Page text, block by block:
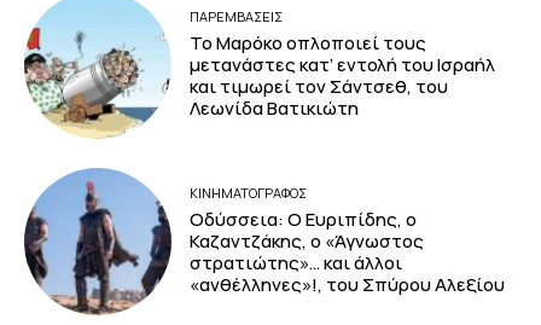
ΠΑΡΕΜΒΑΣΕΙΣ
Το Μαρόκο οπλοποιεί τους
μετανάστες κατ’ εντολή του Ισραήλ
και τιμωρεί τον Σάντσεθ, του
Λεωνίδα Βατικιώτη
ΚΙΝΗΜΑΤΟΓΡΆΦΟΣ
Οδύσσεια: Ο Ευριπίδης, ο
Καζαντζάκης, ο «Άγνωστος
στρατιώτης»… και άλλοι
«ανθέλληνες»!, του Σπύρου Αλεξίου